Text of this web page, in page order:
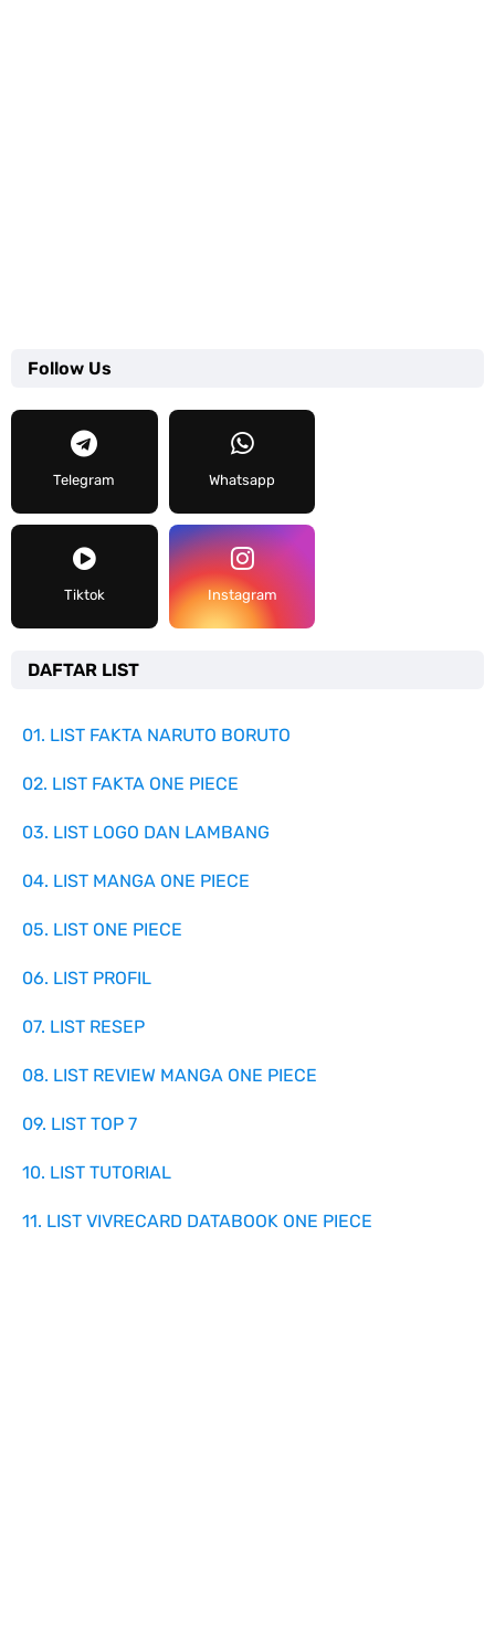
Follow Us
Telegram Whatsapp
Tiktok Instagram
DAFTAR LIST
01. LIST FAKTA NARUTO BORUTO
02. LIST FAKTA ONE PIECE
03. LIST LOGO DAN LAMBANG
04. LIST MANGA ONE PIECE
05. LIST ONE PIECE
06. LIST PROFIL
07. LIST RESEP
08. LIST REVIEW MANGA ONE PIECE
09. LIST TOP 7
10. LIST TUTORIAL
11. LIST VIVRECARD DATABOOK ONE PIECE